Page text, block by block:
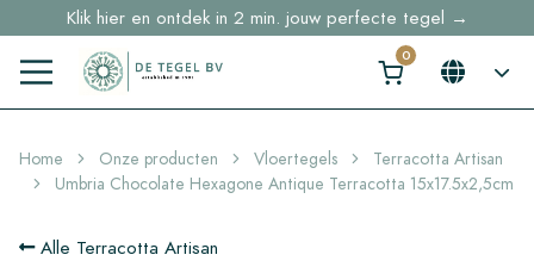
Klik hier en ontdek in 2 min. jouw perfecte tegel →
Sample bestellingen vanaf €30,- gratis thuisbezorgd
Voorraaditems binnen 2 werkdagen geleverd in NL en BE
Home Onze producten Vloertegels
Terracotta Artisan
Umbria Chocolate Hexagone Antique Terracotta 15x17.5x2,5cm
Alle Terracotta Artisan